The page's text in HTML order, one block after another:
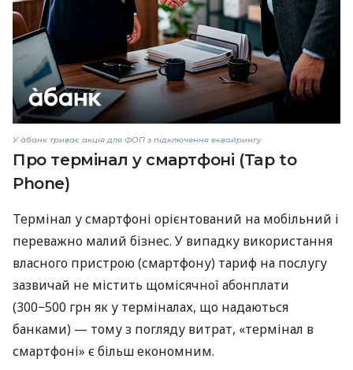
У àбанк триває акція для ФОП з підключення еквайрингу
Про термінал у смартфоні (Tap to
Phone)
Термінал у смартфоні орієнтований на мобільний і
переважно малий бізнес. У випадку використання
власного пристрою (смартфону) тариф на послугу
зазвичай не містить щомісячної абонплати
(300−500 грн як у терміналах, що надаються
банками) — тому з погляду витрат, «термінал в
смартфоні» є більш економним.